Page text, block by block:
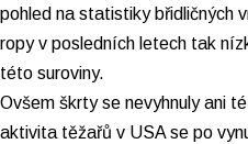
pohled na statistiky břidličných
ropy v posledních letech tak
této suroviny.
Ovšem škrty se nevyhnuly ani
aktivita těžařů v USA se po